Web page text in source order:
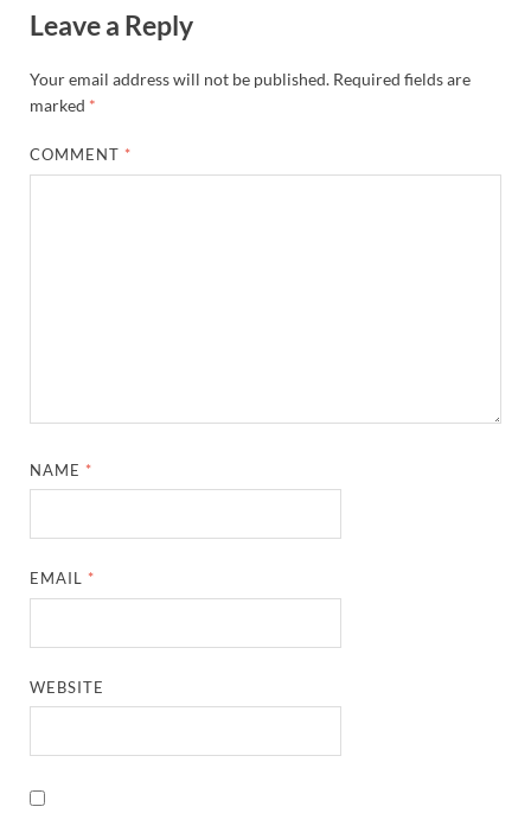
Leave a Reply
Your email address will not be published. Required fields are
marked *
COMMENT *
NAME *
EMAIL *
WEBSITE